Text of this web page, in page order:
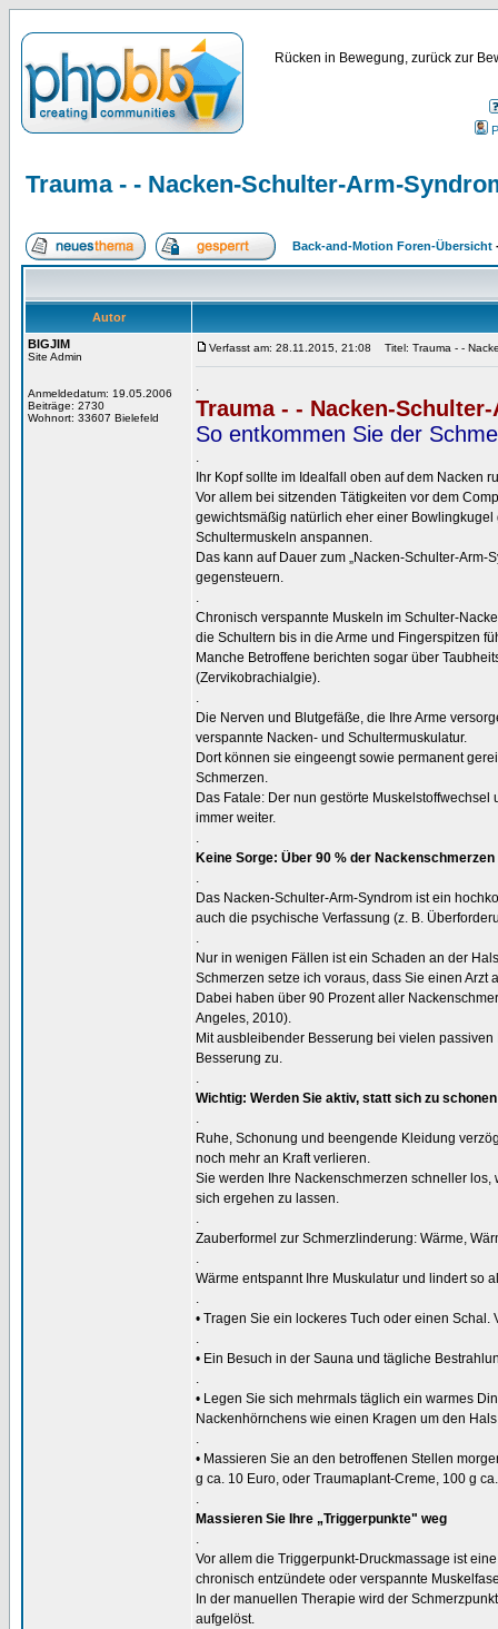
Rücken in Bewegung, zurück zur
Trauma - - Nacken-Schulter-Arm-
Back-and-Motion Foren-Übersicht
Autor
BIGJIM
Site Admin
Anmeldedatum: 19.05.2006
Beiträge: 2730
Wohnort: 33607 Bielefeld
Verfasst am: 28.11.2015, 21:08 Titel: Trauma - -
.
Trauma - - Nacken-
So entkommen Sie der
.
Ihr Kopf sollte im Idealfall oben auf dem Nacken
Vor allem bei sitzenden Tätigkeiten vor dem
gewichtsmäßig natürlich eher einer
Schultermuskeln anspannen.
Das kann auf Dauer zum „Nacken-Schulter-
gegensteuern.
.
Chronisch verspannte Muskeln im Schulter-
die Schultern bis in die Arme und Fingerspitzen
Manche Betroffene berichten sogar über
(Zervikobrachialgie).
.
Die Nerven und Blutgefäße, die Ihre Arme
verspannte Nacken- und Schultermuskulatur.
Dort können sie eingeengt sowie permanent
Schmerzen.
Das Fatale: Der nun gestörte
immer weiter.
.
Keine Sorge: Über 90 % der
.
Das Nacken-Schulter-Arm-Syndrom ist ein
auch die psychische Verfassung (z. B.
.
Nur in wenigen Fällen ist ein Schaden an der
Schmerzen setze ich voraus, dass Sie einen Arzt
Dabei haben über 90 Prozent aller
Angeles, 2010).
Mit ausbleibender Besserung bei vielen
Besserung zu.
.
Wichtig: Werden Sie aktiv, statt sich zu schonen
.
Ruhe, Schonung und beengende Kleidung
noch mehr an Kraft verlieren.
Sie werden Ihre Nackenschmerzen schneller
sich ergehen zu lassen.
.
Zauberformel zur Schmerzlinderung: Wärme,
.
Wärme entspannt Ihre Muskulatur und lindert so
.
• Tragen Sie ein lockeres Tuch oder einen Schal.
.
• Ein Besuch in der Sauna und tägliche
.
• Legen Sie sich mehrmals täglich ein warmes
Nackenhörnchens wie einen Kragen um den
.
• Massieren Sie an den betroffenen Stellen
g ca. 10 Euro, oder Traumaplant-Creme, 100 g
.
Massieren Sie Ihre „Triggerpunkte" weg
.
Vor allem die Triggerpunkt-Druckmassage ist
chronisch entzündete oder verspannte
In der manuellen Therapie wird der
aufgelöst.